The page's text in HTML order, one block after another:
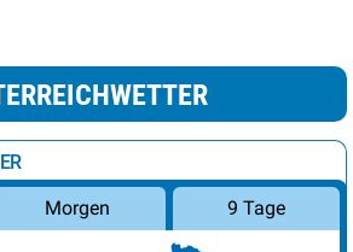
Morgen 9 Tage